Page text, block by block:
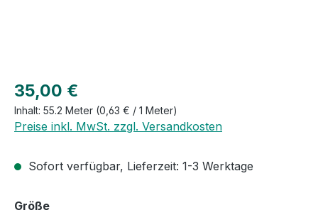
Regulärer Preis:
35,00 €
Inhalt: 55.2 Meter (0,63 € / 1 Meter)
Preise inkl. MwSt. zzgl. Versandkosten
Sofort verfügbar, Lieferzeit: 1-3 Werktage
Größeauswählen